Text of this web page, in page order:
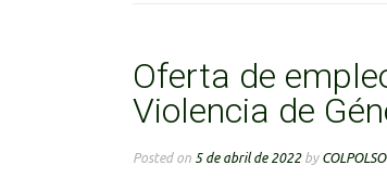
Oferta de
Violencia de
Posted on 5 de abril de 2022by